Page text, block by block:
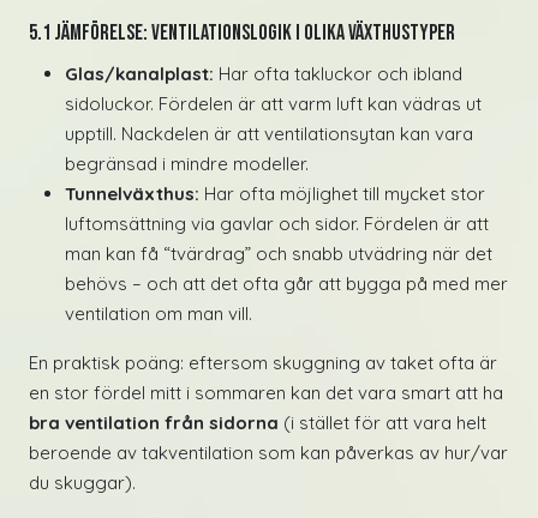
5.1 Jämförelse: ventilationslogik i olika växthustyper
Glas/kanalplast: Har ofta takluckor och ibland
sidoluckor. Fördelen är att varm luft kan vädras ut
upptill. Nackdelen är att ventilationsytan kan vara
begränsad i mindre modeller.
Tunnelväxthus: Har ofta möjlighet till mycket stor
luftomsättning via gavlar och sidor. Fördelen är att
man kan få “tvärdrag” och snabb utvädring när det
behövs – och att det ofta går att bygga på med mer
ventilation om man vill.
En praktisk poäng: eftersom skuggning av taket ofta är
en stor fördel mitt i sommaren kan det vara smart att ha
bra ventilation från sidorna (i stället för att vara helt
beroende av takventilation som kan påverkas av hur/var
du skuggar).